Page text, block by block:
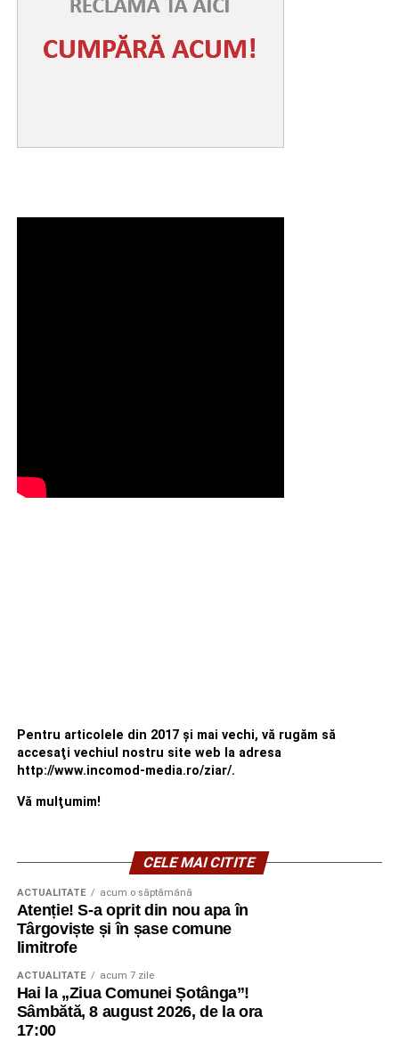
Pentru articolele din 2017 şi mai vechi, vă rugăm să
accesaţi vechiul nostru site web la adresa
http://www.incomod-media.ro/ziar/.
Vă mulţumim!
CELE MAI CITITE
ACTUALITATE acum o săptămână
Atenție! S-a oprit din nou apa în
Târgoviște și în șase comune
limitrofe
ACTUALITATE acum 7 zile
Hai la „Ziua Comunei Șotânga”!
Sâmbătă, 8 august 2026, de la ora
17:00